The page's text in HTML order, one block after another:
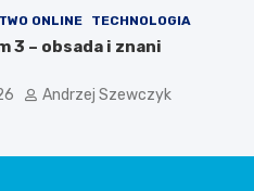
ONLINE TECHNOLOGIA
3 – obsada i znani
Andrzej Szewczyk